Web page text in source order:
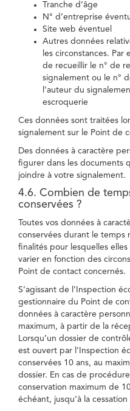
Tranche d’âge
N° d’entreprise
Site web éventuel
Autres données
les circonstances.
de recueillir le n° de
signalement ou le n°
l’auteur du
escroquerie
Ces données sont traitées
signalement sur le Point de
Des données à caractère
figurer dans les documents
joindre à votre signalement.
4.6. Combien de
conservées ?
Toutes vos données à
conservées durant le temps
finalités pour lesquelles
varier en fonction des
Point de contact concernés.
S’agissant de l’Inspection
gestionnaire du Point de
données à caractère
maximum, à partir de la
Lorsqu’un dossier de
est ouvert par l’Inspection
conservées 10 ans, au
dossier. En cas de
conservation maximum de
échéant, jusqu’à la